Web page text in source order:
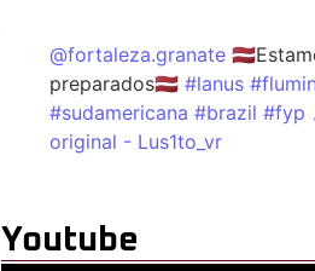
@fortaleza.granate
preparados🇱🇻 #lanus
#sudamericana #brazil #fyp
original - Lus1to_vr
Youtube